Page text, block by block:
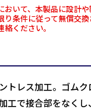
おいて、本製品に設計
り条件に従って無償交
ください。
トレス加工。ゴム
工で接合部をなく